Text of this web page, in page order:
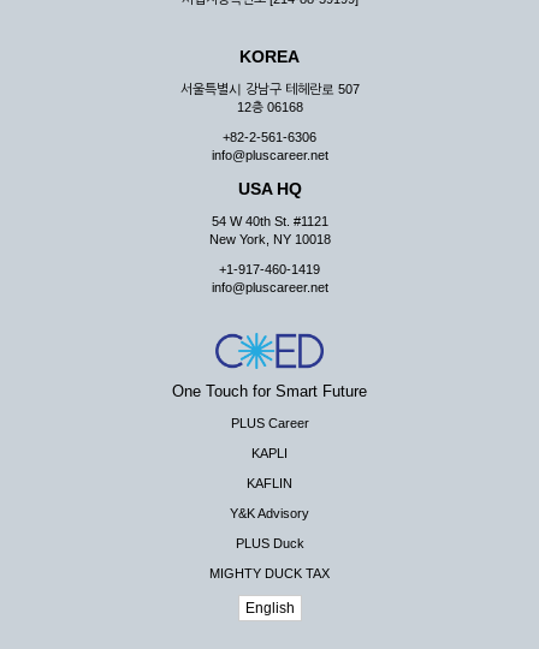
KOREA
서울특별시 강남구 테헤란로 507
12층 06168
+82-2-561-6306
info@pluscareer.net
USA HQ
54 W 40th St. #1121
New York, NY 10018
+1-917-460-1419
info@pluscareer.net
One Touch for Smart Future
PLUS Career
KAPLI
KAFLIN
Y&K Advisory
PLUS Duck
MIGHTY DUCK TAX
English